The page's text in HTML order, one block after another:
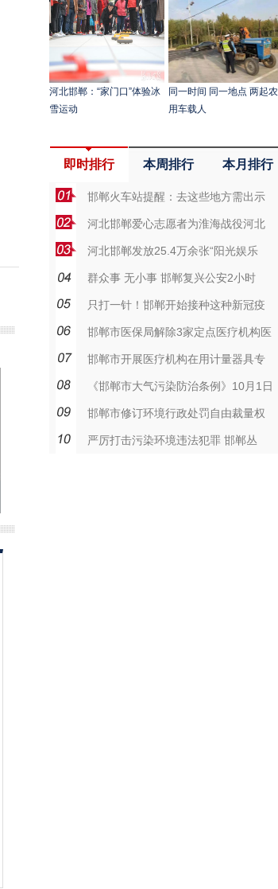
河北邯郸：“家门口”体验冰
雪运动
同一时间 同一地点 两起农
用车载人
即时排行 本周排行 本月排行
邯郸火车站提醒：去这些地方需出示
河北邯郸爱心志愿者为淮海战役河北
河北邯郸发放25.4万余张“阳光娱乐
群众事 无小事 邯郸复兴公安2小时
只打一针！邯郸开始接种这种新冠疫
邯郸市医保局解除3家定点医疗机构医
邯郸市开展医疗机构在用计量器具专
《邯郸市大气污染防治条例》10月1日
邯郸市修订环境行政处罚自由裁量权
严厉打击污染环境违法犯罪 邯郸丛